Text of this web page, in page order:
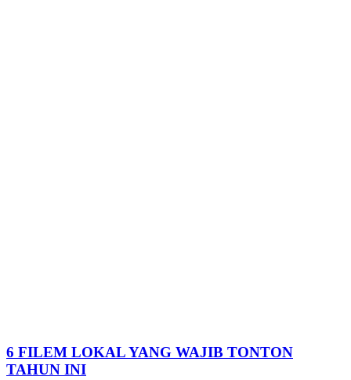
6 FILEM LOKAL YANG WAJIB TONTON
TAHUN INI